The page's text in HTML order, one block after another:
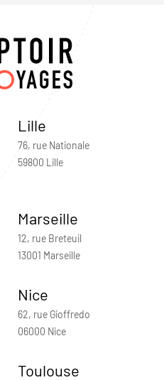
Lille
76, rue Nationale
59800 Lille
Marseille
12, rue Breteuil
13001 Marseille
Nice
62, rue Gioffredo
06000 Nice
Toulouse